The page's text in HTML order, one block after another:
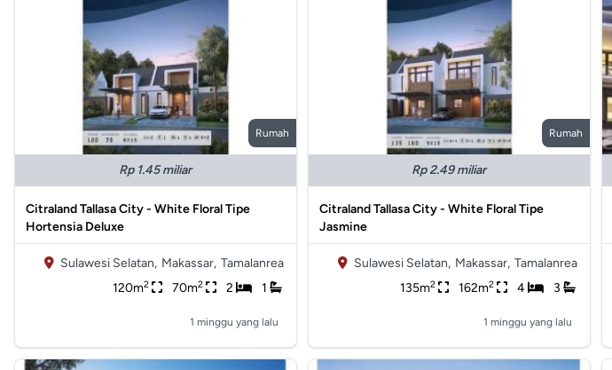
Rumah
Rp 1.45 miliar
Citraland Tallasa City - White Floral Tipe
Hortensia Deluxe
Sulawesi Selatan, Makassar, Tamalanrea
120m2 70m2 2 1
1 minggu yang lalu
Rumah
Rp 2.49 miliar
Citraland Tallasa City - White Floral Tipe
Jasmine
Sulawesi Selatan, Makassar, Tamalanrea
135m2 162m2 4 3
1 minggu yang lalu